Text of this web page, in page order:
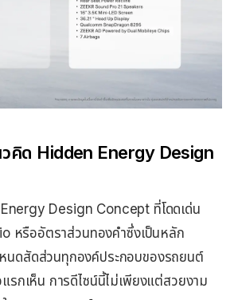
คิด Hidden Energy Design
Design Concept ที่โดดเด่น
หรืออัตราส่วนทองคำซึ่งเป็นหลัก
ดสัดส่วนทุกองค์ประกอบของรถยนต์
รกเห็น การดีไซน์นี้ไม่เพียงแต่สวยงาม